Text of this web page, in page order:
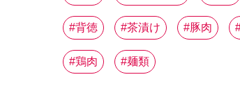
背徳 茶漬け 豚肉
鶏肉 麺類